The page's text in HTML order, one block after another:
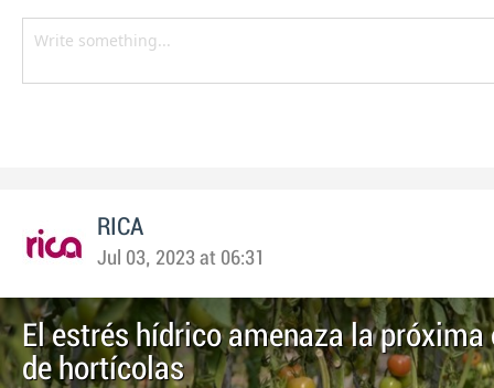
RICA
Jul 03, 2023 at 06:31
El estrés hídrico amenaza la próxima
de hortícolas